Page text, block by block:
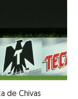
de Chivas